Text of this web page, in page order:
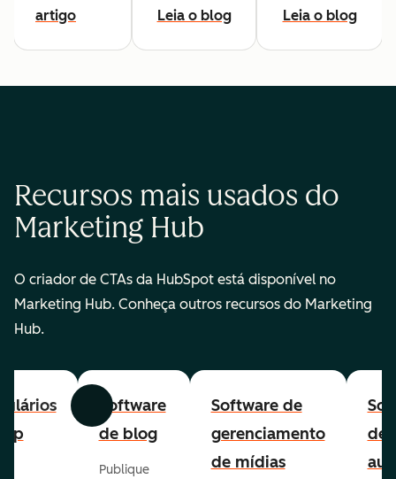
artigo
Leia o blog Leia o blog
Recursos mais usados do
Marketing Hub
O criador de CTAs da HubSpot está disponível no
Marketing Hub. Conheça outros recursos do Marketing
Hub.
Anterior Avançar
Software
de blog
Publique
Software de
gerenciamento
de mídias
de